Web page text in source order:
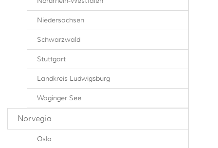
Niedersachsen
Schwarzwald
Stuttgart
Landkreis Ludwigsburg
Waginger See
Norvegia
Oslo